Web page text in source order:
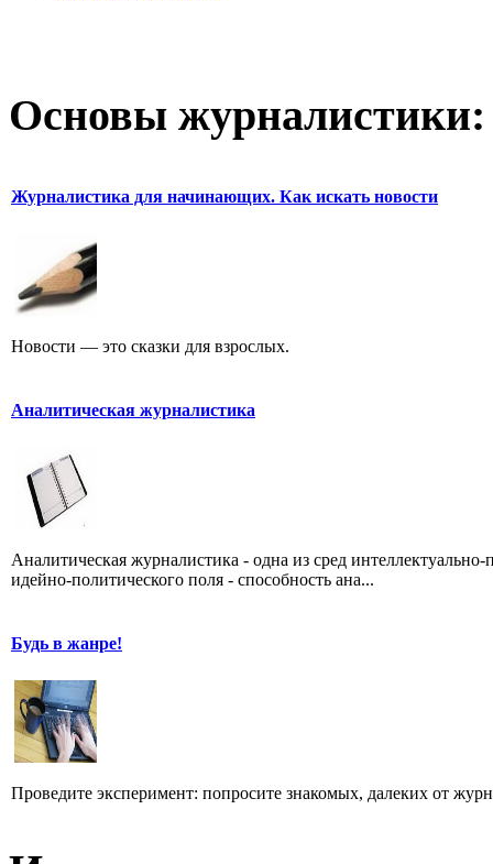
Основы журналистики:
Журналистика для начинающих. Как искать новости
Новости — это сказки для взрослых.
Аналитическая журналистика
Аналитическая журналистика - одна из сред
идейно-политического поля - способность ана...
Будь в жанре!
Проведите эксперимент: попросите знакомых, далеких от